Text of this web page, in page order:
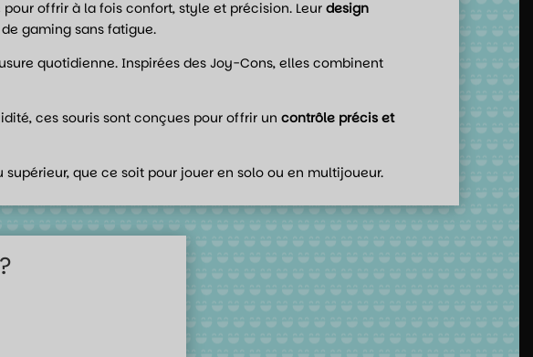
pour offrir à la fois confort, style et précision. Leurdesign
gaming sans fatigue.
quotidienne. Inspirées des Joy-Cons, elles combinent
ces souris sont conçues pour offrir uncontrôle précis et
que ce soit pour jouer en solo ou en multijoueur.